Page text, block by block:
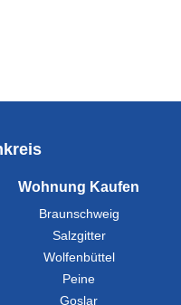
Wohnung Kaufen
Braunschweig
Salzgitter
Wolfenbüttel
Peine
Goslar